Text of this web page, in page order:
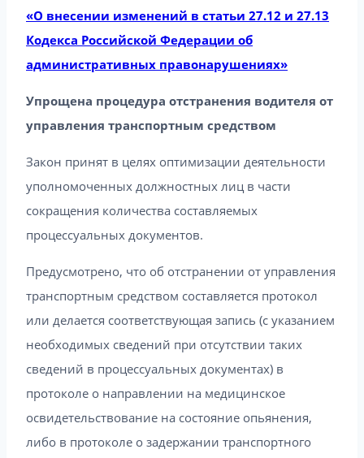
«О внесении изменений в статьи 27.12 и 27.13
Кодекса Российской Федерации об
административных правонарушениях»
Упрощена процедура отстранения водителя от
управления транспортным средством
Закон принят в целях оптимизации деятельности
уполномоченных должностных лиц в части
сокращения количества составляемых
процессуальных документов.
Предусмотрено, что об отстранении от управления
транспортным средством составляется протокол
или делается соответствующая запись (с указанием
необходимых сведений при отсутствии таких
сведений в процессуальных документах) в
протоколе о направлении на медицинское
освидетельствование на состояние опьянения,
либо в протоколе о задержании транспортного